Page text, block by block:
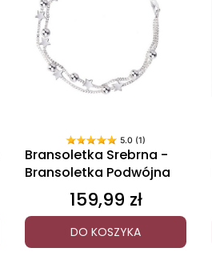
5.0 (1)
Bransoletka Srebrna -
Bransoletka Podwójna
Cena
159,99 zł
DO KOSZYKA